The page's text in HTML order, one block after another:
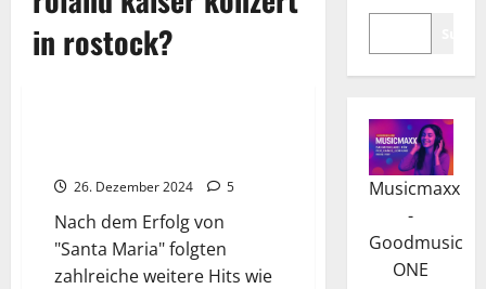
in rostock?
26. Dezember 2024 5
Nach dem Erfolg von
"Santa Maria" folgten
zahlreiche weitere Hits wie
Musicmaxx
-
Goodmusic
ONE